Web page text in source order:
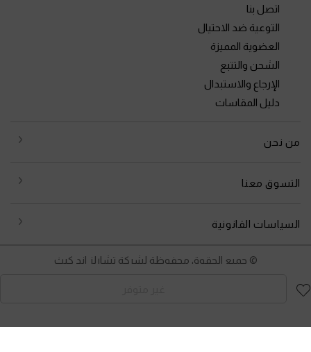
اتصل بنا
التوعية ضد الاحتيال
العضوية المميزة
الشحن والتتبع
الإرجاع والاستبدال
دليل المقاسات
من نحن
التسوق معنا
السياسات القانونية
© جميع الحقوق محفوظة لشركة تشارلز اند كيث